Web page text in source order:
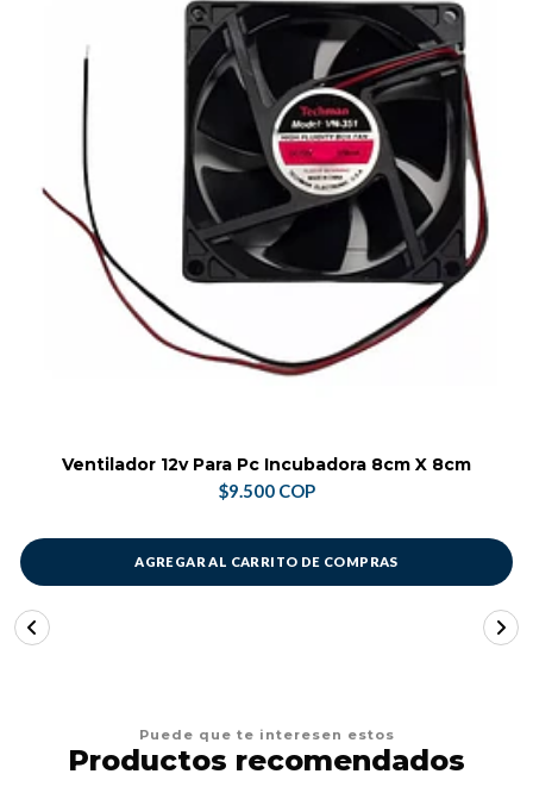
Ventilador 12v Para Pc Incubadora 8cm X 8cm
$9.500 COP
AGREGAR AL CARRITO DE COMPRAS
Puede que te interesen estos
Productos recomendados